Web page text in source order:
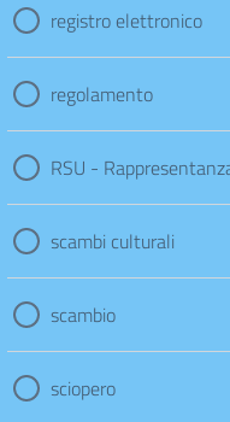
registro elettronico
regolamento
RSU -
scambi culturali
scambio
sciopero